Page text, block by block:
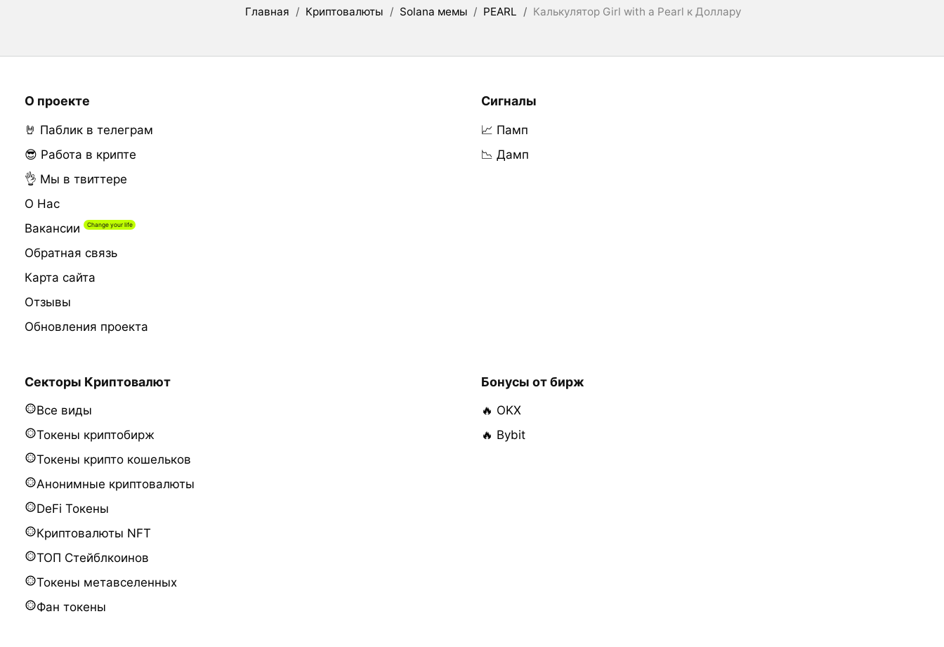
Главная / Криптовалюты / Solana мемы / PEARL / Калькулятор Girl with a Pearl к Доллару
О проекте
🤘 Паблик в телеграм
😎 Работа в крипте
👌 Мы в твиттере
О Нас
Вакансии
Обратная связь
Карта сайта
Отзывы
Обновления проекта
Сигналы
📈 Памп
📉 Дамп
Секторы Криптовалют
Все виды
Токены криптобирж
Токены крипто кошельков
Анонимные криптовалюты
DeFi Токены
Криптовалюты NFT
ТОП Стейблкоинов
Токены метавселенных
Фан токены
Бонусы от бирж
🔥 OKX
🔥 Bybit